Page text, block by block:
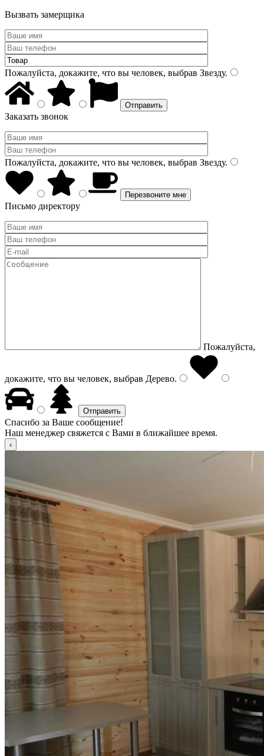
Вызвать замерщика
Пожалуйста, докажите, что вы человек, выбрав Звезду.
Заказать звонок
Пожалуйста, докажите, что вы человек, выбрав Звезду.
Письмо директору
Пожалуйста,
докажите, что вы человек, выбрав Дерево.
Спасибо за Ваше сообщение!
Наш менеджер свяжется с Вами в ближайшее время.